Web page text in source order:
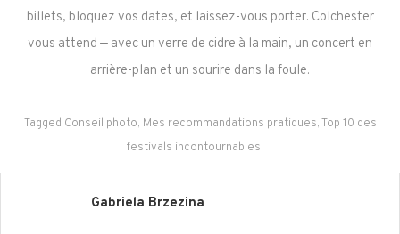
billets, bloquez vos dates, et laissez-vous porter. Colchester
vous attend — avec un verre de cidre à la main, un concert en
arrière-plan et un sourire dans la foule.
Tagged Conseil photo, Mes recommandations pratiques,Top 10 des
festivals incontournables
Gabriela Brzezina